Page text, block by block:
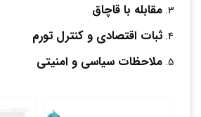
مقابله با قاچاق
ثبات اقتصادی و کنترل تورم
ملاحظات سیاسی و امنیتی